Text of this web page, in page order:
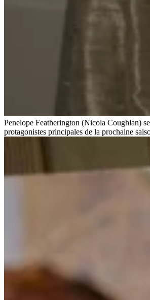
Penelope Featherington (Nicola Coughlan)
protagonistes principales de la prochaine